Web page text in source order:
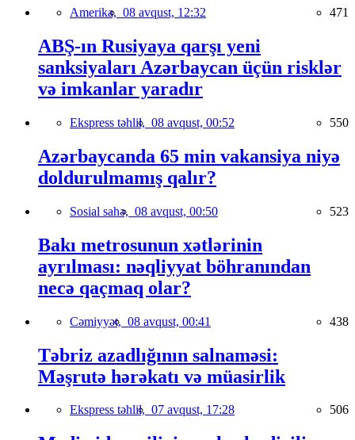
Amerika, 08 avqust, 12:32 471
ABŞ-ın Rusiyaya qarşı yeni
sanksiyaları Azərbaycan üçün risklər
və imkanlar yaradır
Ekspress təhlil, 08 avqust, 00:52 550
Azərbaycanda 65 min vakansiya niyə
doldurulmamış qalır?
Sosial sahə, 08 avqust, 00:50 523
Bakı metrosunun xətlərinin
ayrılması: nəqliyyat böhranından
necə qaçmaq olar?
Cəmiyyət, 08 avqust, 00:41 438
Təbriz azadlığının salnaməsi:
Məşrutə hərəkatı və müasirlik
Ekspress təhlil, 07 avqust, 17:28 506